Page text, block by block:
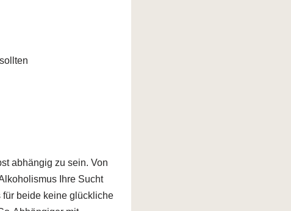
abhängig zu sein. Von
Ihre Sucht
beide keine glückliche